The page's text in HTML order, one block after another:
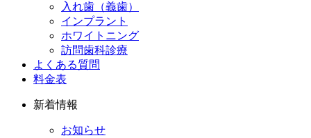
入れ歯（義歯）
インプラント
ホワイトニング
訪問歯科診療
よくある質問
料金表
新着情報
お知らせ